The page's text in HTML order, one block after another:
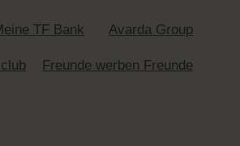
Freunde werben Freunde
TF Bank Avarda Group